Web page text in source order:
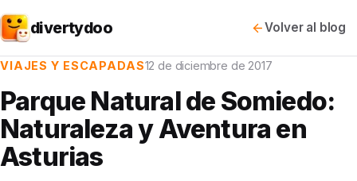
divertydoo Volver al blog
VIAJES Y ESCAPADAS12 de diciembre de 2017
Parque Natural de Somiedo:
Naturaleza y Aventura en
Asturias